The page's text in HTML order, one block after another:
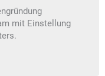
mit Einstellung